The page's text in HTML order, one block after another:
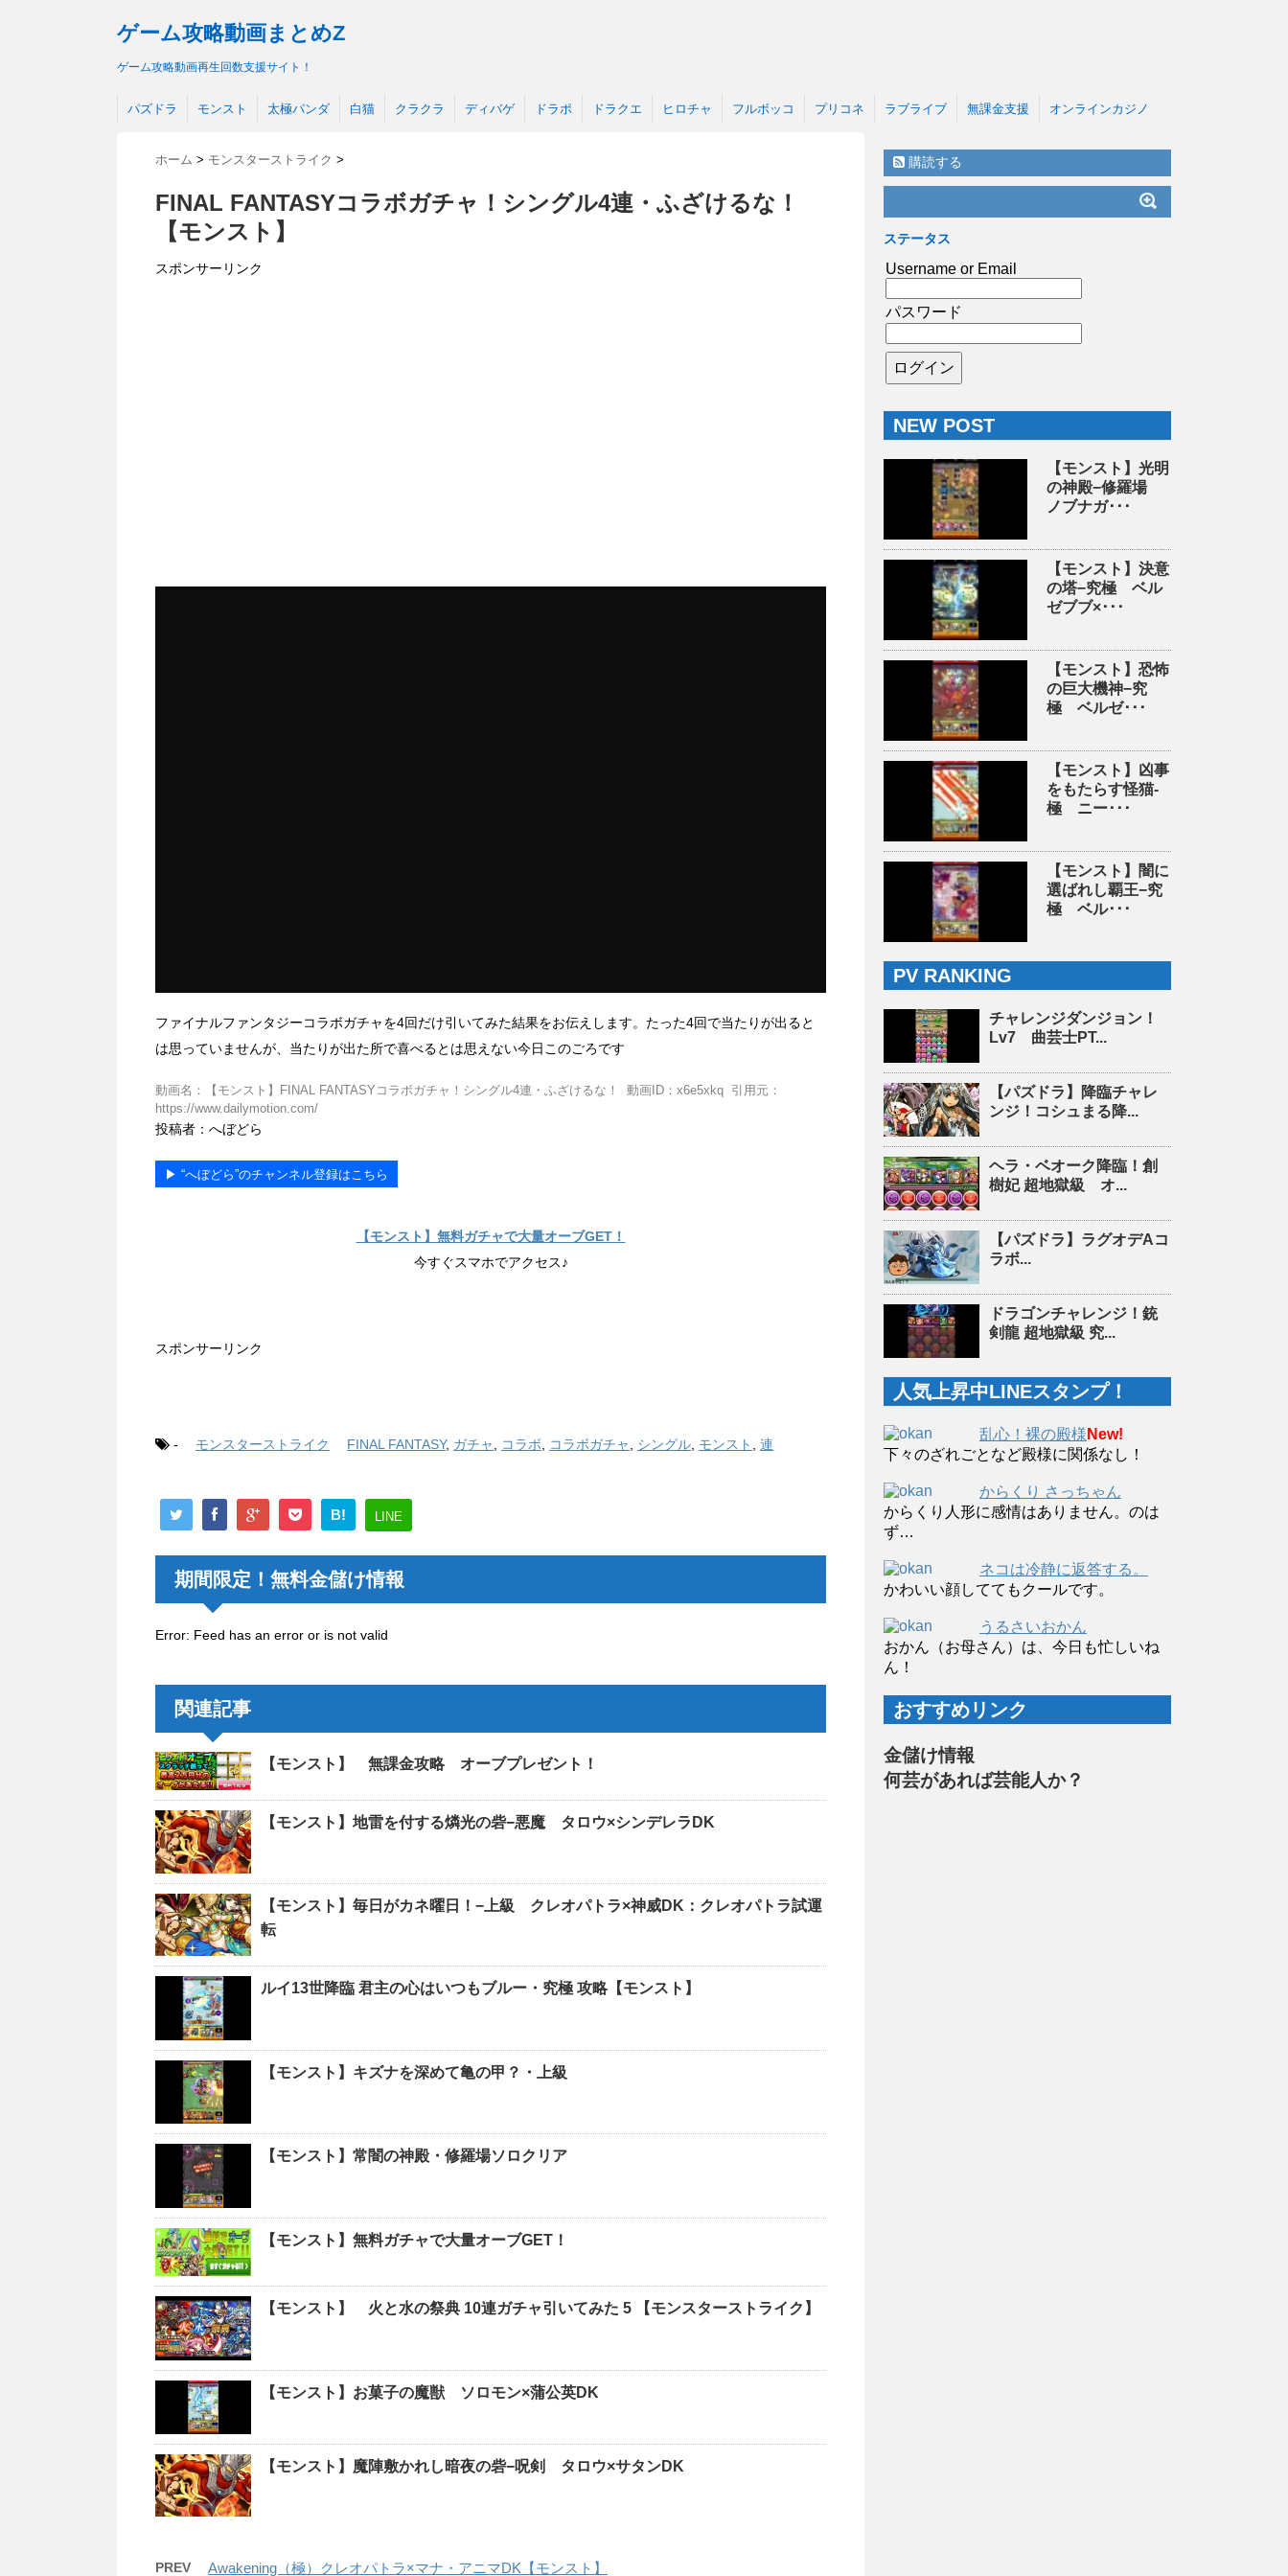
ゲーム攻略動画まとめZ
ゲーム攻略動画再生回数支援サイト！
パズドラ モンスト 太極パンダ 白猫 クラクラ ディバゲ ドラポ ドラクエ ヒロチャ フルボッコ プリコネ ラブライブ 無課金支援 オンラインカジノ
ホーム > モンスターストライク >
FINAL FANTASYコラボガチャ！シングル4連・ふざけるな！
【モンスト】
スポンサーリンク
ファイナルファンタジーコラボガチャを4回だけ引いてみた結果をお伝えします。たった4回で当たりが出ると
は思っていませんが、当たりが出た所で喜べるとは思えない今日このごろです
動画名：【モンスト】FINAL FANTASYコラボガチャ！シングル4連・ふざけるな！ 動画ID：x6e5xkq 引用元：
https://www.dailymotion.com/
投稿者：へぼどら
▶︎ “へぼどら”のチャンネル登録はこちら
【モンスト】無料ガチャで大量オーブGET！
今すぐスマホでアクセス♪
スポンサーリンク
- モンスターストライク FINAL FANTASY, ガチャ コラボ コラボガチャ シングル モンスト 連
B! LINE
期間限定！無料金儲け情報
Error: Feed has an error or is not valid
関連記事
【モンスト】 無課金攻略 オーブプレゼント！
【モンスト】地雷を付する燐光の砦−悪魔 タロウ×シンデレラDK
【モンスト】毎日がカネ曜日！−上級 クレオパトラ×神威DK：クレオパトラ試運
転
ルイ13世降臨 君主の心はいつもブルー・究極 攻略【モンスト】
【モンスト】キズナを深めて亀の甲？・上級
【モンスト】常闇の神殿・修羅場ソロクリア
【モンスト】無料ガチャで大量オーブGET！
【モンスト】 火と水の祭典 10連ガチャ引いてみた 5 【モンスターストライク】
【モンスト】お菓子の魔獣 ソロモン×蒲公英DK
【モンスト】魔陣敷かれし暗夜の砦−呪剣 タロウ×サタンDK
PREV Awakening（極）クレオパトラ×マナ・アニマDK【モンスト】
購読する
ステータス
Username or Email
パスワード
NEW POST
【モンスト】光明
の神殿−修羅場
ノブナガ･･･
【モンスト】決意
の塔−究極 ベル
ゼブブ×･･･
【モンスト】恐怖
の巨大機神−究
極 ベルゼ･･･
【モンスト】凶事
をもたらす怪猫-
極 ニー･･･
【モンスト】闇に
選ばれし覇王−究
極 ベル･･･
PV RANKING
チャレンジダンジョン！
Lv7 曲芸士PT...
【パズドラ】降臨チャレ
ンジ！コシュまる降...
ヘラ・ベオーク降臨！創
樹妃 超地獄級 オ...
【パズドラ】ラグオデAコ
ラボ...
ドラゴンチャレンジ！銃
剣龍 超地獄級 究...
人気上昇中LINEスタンプ！
乱心！裸の殿様 New!
下々のざれごとなど殿様に関係なし！
からくり さっちゃん
からくり人形に感情はありません。のは
ず…
ネコは冷静に返答する。
かわいい顔しててもクールです。
うるさいおかん
おかん（お母さん）は、今日も忙しいね
ん！
おすすめリンク
金儲け情報
何芸があれば芸能人か？